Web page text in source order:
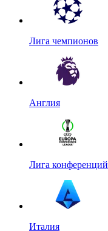
Лига чемпионов
Англия
Лига конференций
Италия